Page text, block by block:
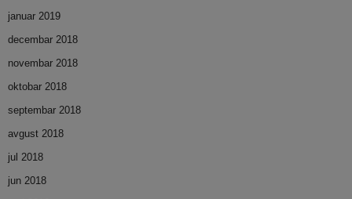
januar 2019
decembar 2018
novembar 2018
oktobar 2018
septembar 2018
avgust 2018
jul 2018
jun 2018